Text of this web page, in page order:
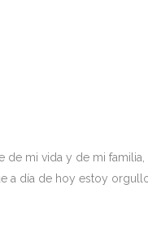
de mi vida y de mi
a día de hoy estoy